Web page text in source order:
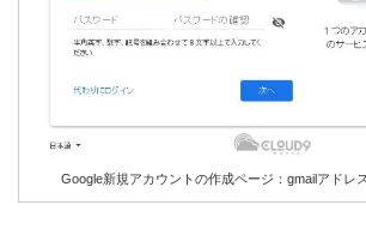
Google新規アカウントの作成ページ：gmailアドレ